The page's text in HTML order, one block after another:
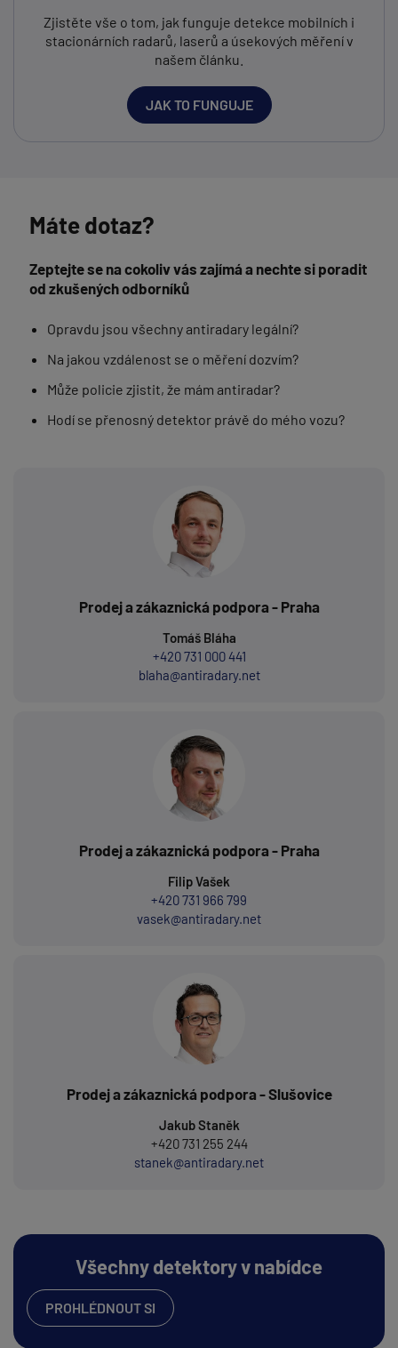
Zjistěte vše o tom, jak funguje detekce mobilních i
stacionárních radarů, laserů a úsekových měření v
našem článku.
JAK TO FUNGUJE
Máte dotaz?
Zeptejte se na cokoliv vás zajímá a nechte si poradit
od zkušených odborníků
Opravdu jsou všechny antiradary legální?
Na jakou vzdálenost se o měření dozvím?
Může policie zjistit, že mám antiradar?
Hodí se přenosný detektor právě do mého vozu?
Prodej a zákaznická podpora - Praha
Tomáš Bláha
+420 731 000 441
blaha@antiradary.net
Prodej a zákaznická podpora - Praha
Filip Vašek
+420 731 966 799
vasek@antiradary.net
Prodej a zákaznická podpora - Slušovice
Jakub Staněk
+420 731 255 244
stanek@antiradary.net
Všechny detektory v nabídce
PROHLÉDNOUT SI